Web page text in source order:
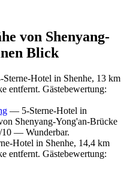
von Shenyang-
Blick
Hotel in Shenhe, 13 km
entfernt. Gästebewertung:
— 5-Sterne-Hotel in
Shenyang-Yong'an-Brücke
10 — Wunderbar.
Hotel in Shenhe, 14,4 km
entfernt. Gästebewertung: